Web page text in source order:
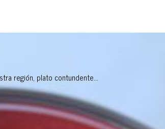
región, plato contundente...